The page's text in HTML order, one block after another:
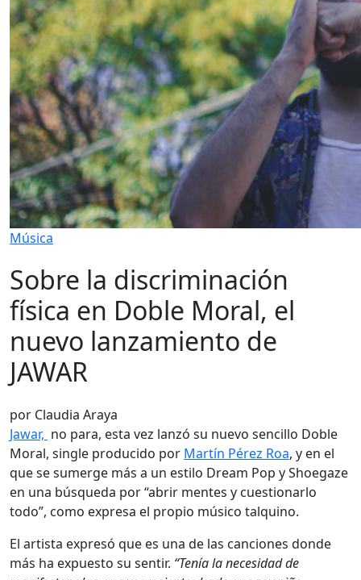
Música
Sobre la discriminación
física en Doble Moral, el
nuevo lanzamiento de
JAWAR
por Claudia Araya
Jawar, no para, esta vez lanzó su nuevo sencillo Doble
Moral, single producido por Martín Pérez Roa, y en el
que se sumerge más a un estilo Dream Pop y Shoegaze
en una búsqueda por “abrir mentes y cuestionarlo
todo”, como expresa el propio músico talquino.
El artista expresó que es una de las canciones donde
más ha expuesto su sentir. “Tenía la necesidad de